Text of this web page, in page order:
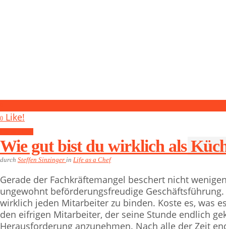
0 Like!
Wie gut bist du wirklich als
durch Steffen Sinzinger in Life as a Chef
Gerade der Fachkräftemangel beschert nicht
ungewohnt beförderungsfreudige
wirklich jeden Mitarbeiter zu binden. Koste es, was
den eifrigen Mitarbeiter, der seine Stunde endlich
Herausforderung anzunehmen. Nach alle der Zeit